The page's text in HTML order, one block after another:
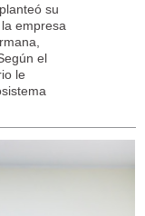
su
empresa
el
le